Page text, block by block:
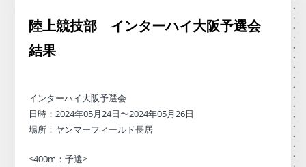
陸上競技部 インターハイ大阪予選会
結果
インターハイ大阪予選会
日時：2024年05月24日〜2024年05月26日
場所：ヤンマーフィールド長居
<400m：予選>